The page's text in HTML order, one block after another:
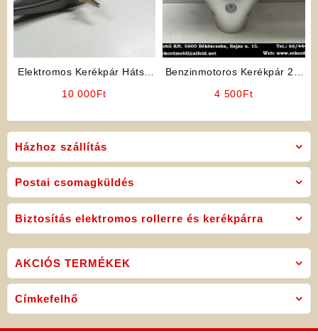
Házhoz szállítás
Postai csomagküldés
Biztosítás elektromos rollerre és kerékpárra
Elektromos Kerékpár Hátsó
10 000Ft
Benzinmotoros Kerékpár 2T,
4 500Ft
AKCIÓS TERMÉKEK
Címkefelhő